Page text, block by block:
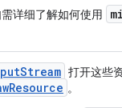
详细了解如何使用
打开这些
。